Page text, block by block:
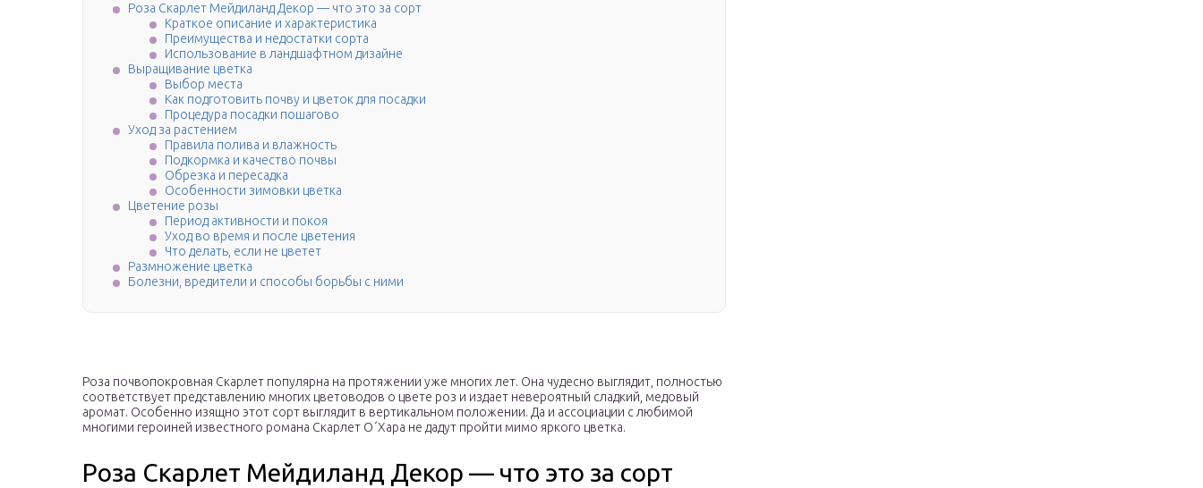
Роза Скарлет Мейдиланд Декор — что это за сорт
Краткое описание и характеристика
Преимущества и недостатки сорта
Использование в ландшафтном дизайне
Выращивание цветка
Выбор места
Как подготовить почву и цветок для посадки
Процедура посадки пошагово
Уход за растением
Правила полива и влажность
Подкормка и качество почвы
Обрезка и пересадка
Особенности зимовки цветка
Цветение розы
Период активности и покоя
Уход во время и после цветения
Что делать, если не цветет
Размножение цветка
Болезни, вредители и способы борьбы с ними
Роза почвопокровная Скарлет популярна на протяжении уже многих лет. Она чудесно выглядит, полностью
соответствует представлению многих цветоводов о цвете роз и издает невероятный сладкий, медовый
аромат. Особенно изящно этот сорт выглядит в вертикальном положении. Да и ассоциации с любимой
многими героиней известного романа Скарлет О´Хара не дадут пройти мимо яркого цветка.
Роза Скарлет Мейдиланд Декор — что это за сорт